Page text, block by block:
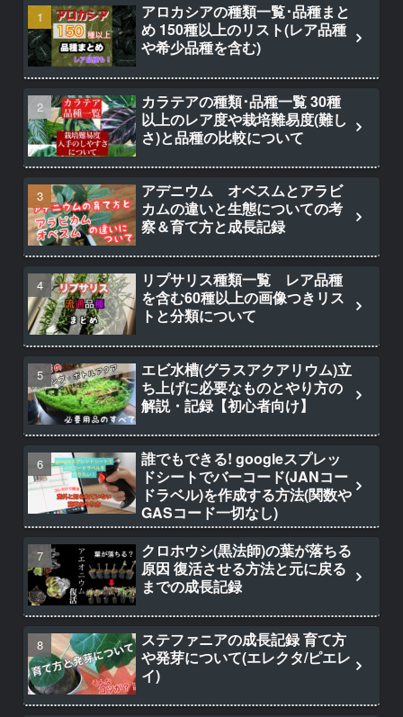
アロカシアの種類一覧･品種まと
め 150種以上のリスト(レア品種
や希少品種を含む)
カラテアの種類･品種一覧 30種
以上のレア度や栽培難易度(難し
さ)と品種の比較について
アデニウム オベスムとアラビ
カムの違いと生態についての考
察＆育て方と成長記録
リプサリス種類一覧 レア品種
を含む60種以上の画像つきリス
トと分類について
エビ水槽(グラスアクアリウム)立
ち上げに必要なものとやり方の
解説・記録【初心者向け】
誰でもできる! googleスプレッ
ドシートでバーコード(JANコー
ドラベル)を作成する方法(関数や
GASコード一切なし)
クロホウシ(黒法師)の葉が落ちる
原因 復活させる方法と元に戻る
までの成長記録
ステファニアの成長記録 育て方
や発芽について(エレクタ/ピエレ
イ)